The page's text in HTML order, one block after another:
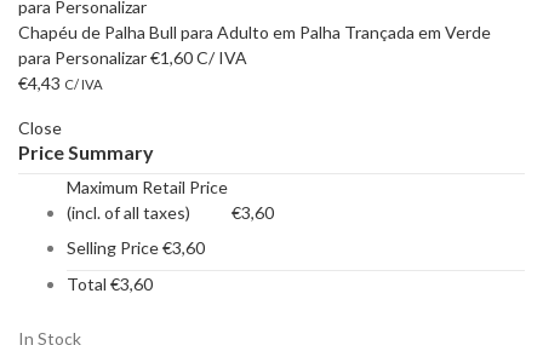
Chapéu de Palha Bull para Adulto em Palha Trançada em Verde
para Personalizar€1,60C/ IVA
€4,43 C/ IVA
Close
Price Summary
Maximum Retail Price
(incl. of all taxes)
€3,60
Selling Price€3,60
Total €3,60
In Stock